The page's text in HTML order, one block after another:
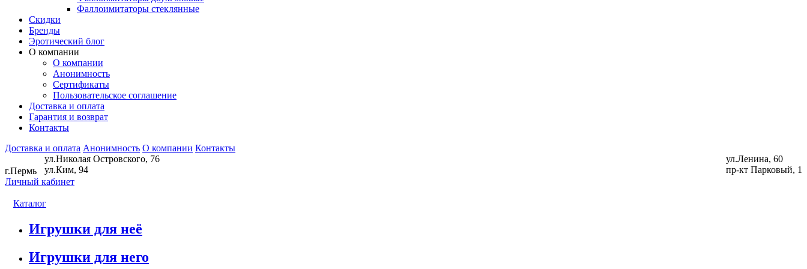
Фаллоимитаторы стеклянные
Скидки
Бренды
Эротический блог
О компании
О компании
Анонимность
Сертификаты
Пользовательское соглашение
Доставка и оплата
Гарантия и возврат
Контакты
Доставка и оплата Анонимность О компании Контакты
г.Пермь
ул.Николая Островского, 76
ул.Ким, 94
ул.Ленина, 60
пр-кт Парковый, 1
Личный кабинет
Каталог
Игрушки для неё
Игрушки для него